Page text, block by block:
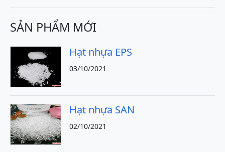
SẢN PHẨM MỚI
Hạt nhựa EPS
03/10/2021
Hạt nhựa SAN
02/10/2021